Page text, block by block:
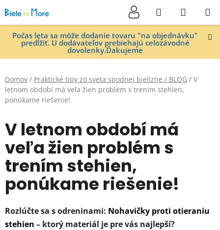
na
obsah
Počas leta sa môže dodanie tovaru "na objednávku"
predĺžiť. U dodávateľov prebiehajú celozávodné
dovolenky.Ďakujeme
Hľadať
KOŠÍK
Domov / Praktické tipy zo sveta spodnej bielizne / BLOG / V
letnom období má veľa žien problém s trením stehien,
ponúkame riešenie!
V letnom období má
veľa žien problém s
trením stehien,
ponúkame riešenie!
Rozlúčte sa s odreninami: Nohavičky proti otieraniu
stehien – ktorý materiál je pre vás najlepší?